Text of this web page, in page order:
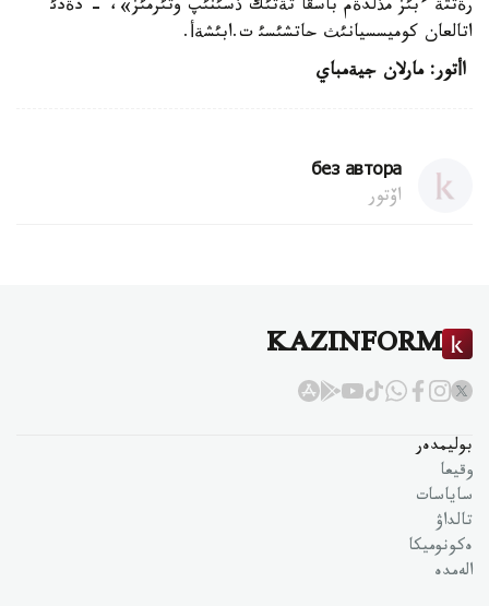
رةتتة ءبئز مذلدةم باسقا تةتئك ذسئنئپ وتئرمئز»، - دةدئ
اتالعان كوميسسيانئث حاتشئسئ ت.ابئشةأ.
اأتور: مارلان جيةمباي
без автора
اۆتور
KAZINFORM
بوليمدەر
وقيعا
ساياسات
تالداۋ
ەكونوميكا
الەمدە